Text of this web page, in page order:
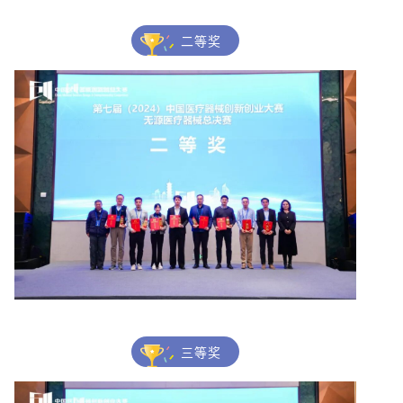
二等奖
三等奖